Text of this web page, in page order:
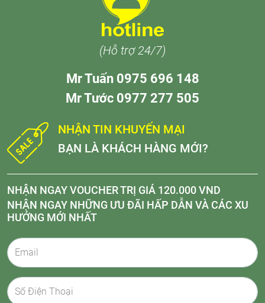
(Hỗ trợ 24/7)
Mr Tuấn 0975 696 148
Mr Tước 0977 277 505
NHẬN TIN KHUYẾN MẠI
BẠN LÀ KHÁCH HÀNG MỚI?
NHẬN NGAY VOUCHER TRỊ GIÁ 120.000 VND
NHẬN NGAY NHỮNG ƯU ĐÃI HẤP DẪN VÀ CÁC XU
HƯỚNG MỚI NHẤT